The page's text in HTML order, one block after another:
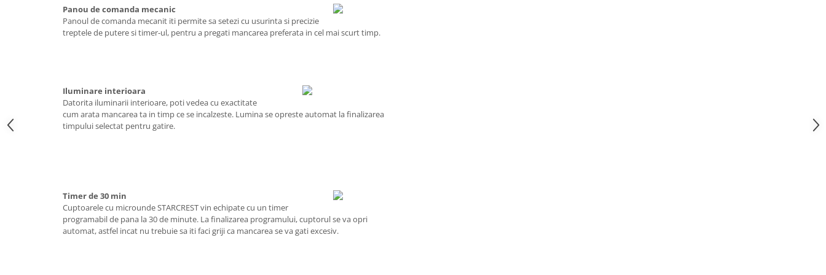
aparat de calcat vertical
Aparate de scame
Aparate de ras electrice
Aparate de tuns
Aparate faciale
Cuptoare cu microunde
Cuptoare electrice
Cântare corporale
Panou de comanda mecanic
Panoul de comanda mecanit iti permite sa setezi cu usurinta si precizie
treptele de putere si timer-ul, pentru a pregati mancarea preferata in cel mai scurt timp.
Iluminare interioara
Datorita iluminarii interioare, poti vedea cu exactitate
cum arata mancarea ta in timp ce se incalzeste. Lumina se opreste automat la finalizarea
timpului selectat pentru gatire.
Timer de 30 min
Cuptoarele cu microunde STARCREST vin echipate cu un timer
programabil de pana la 30 de minute. La finalizarea programului, cuptorul se va opri
automat, astfel incat nu trebuie sa iti faci griji ca mancarea se va gati excesiv.